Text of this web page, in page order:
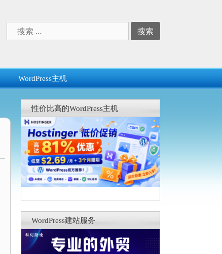
索：
WordPress主机
性价比高的WordPress主机
WordPress建站服务